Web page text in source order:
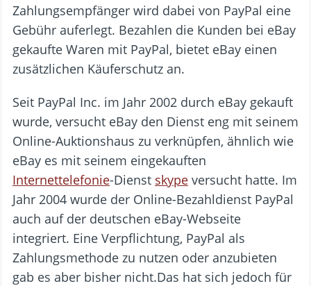
Zahlungsempfänger wird dabei von PayPal eine
Gebühr auferlegt. Bezahlen die Kunden bei eBay
gekaufte Waren mit PayPal, bietet eBay einen
zusätzlichen Käuferschutz an.
Seit PayPal Inc. im Jahr 2002 durch eBay gekauft
wurde, versucht eBay den Dienst eng mit seinem
Online-Auktionshaus zu verknüpfen, ähnlich wie
eBay es mit seinem eingekauften
Internettelefonie-Dienst skype versucht hatte. Im
Jahr 2004 wurde der Online-Bezahldienst PayPal
auch auf der deutschen eBay-Webseite
integriert. Eine Verpflichtung, PayPal als
Zahlungsmethode zu nutzen oder anzubieten
gab es aber bisher nicht.Das hat sich jedoch für